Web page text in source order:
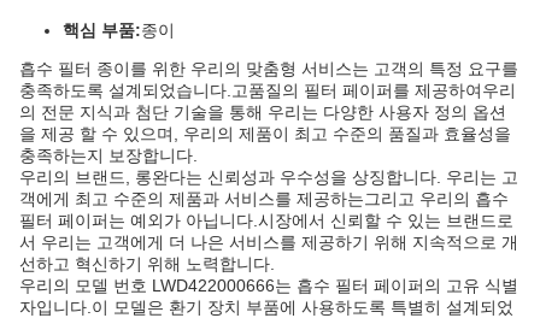
핵심 부품:종이
흡수 필터 종이를 위한 우리의 맞춤형 서비스는 고객의 특정 요구를
충족하도록 설계되었습니다.고품질의 필터 페이퍼를 제공하여우리
의 전문 지식과 첨단 기술을 통해 우리는 다양한 사용자 정의 옵션
을 제공 할 수 있으며, 우리의 제품이 최고 수준의 품질과 효율성을
충족하는지 보장합니다.
우리의 브랜드, 롱완다는 신뢰성과 우수성을 상징합니다. 우리는 고
객에게 최고 수준의 제품과 서비스를 제공하는그리고 우리의 흡수
필터 페이퍼는 예외가 아닙니다.시장에서 신뢰할 수 있는 브랜드로
서 우리는 고객에게 더 나은 서비스를 제공하기 위해 지속적으로 개
선하고 혁신하기 위해 노력합니다.
우리의 모델 번호 LWD422000666는 흡수 필터 페이퍼의 고유 식별
자입니다.이 모델은 환기 장치 부품에 사용하도록 특별히 설계되었